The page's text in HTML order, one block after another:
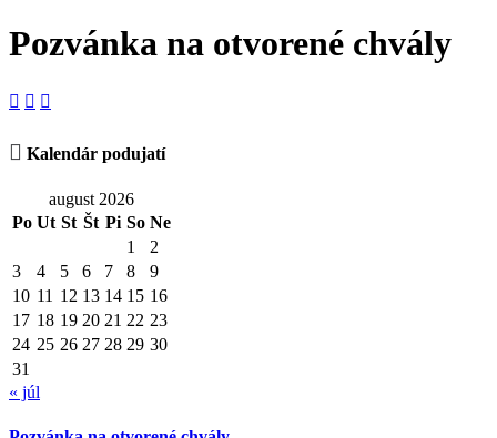
Pozvánka na otvorené chvály
  
 Kalendár podujatí
august 2026
Po Ut St Št Pi So Ne
1
2
3
4 5 6 7 8
9
10 11 12 13 14 15 16
17 18 19 20 21 22 23
24 25 26 27 28 29 30
31
« júl